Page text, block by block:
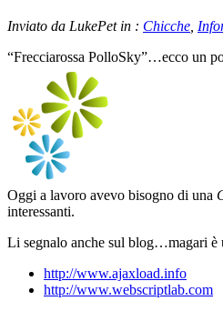
Inviato da LukePet in : Chicche
“Frecciarossa PolloSky”…ecco un
Oggi a lavoro avevo bisogno di una
interessanti.
Li segnalo anche sul blog…magari è
http://www.ajaxload.info
http://www.webscriptlab.com